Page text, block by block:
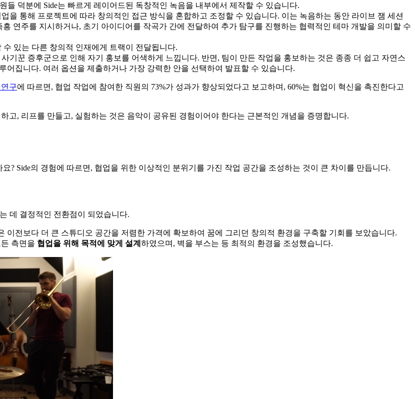
들 덕분에 Side는 빠르게 레이어드된 독창적인 녹음을 내부에서 제작할 수 있습니다.
을 통해 프로젝트에 따라 창의적인 접근 방식을 혼합하고 조정할 수 있습니다. 이는 녹음하는 동안 라이브 잼 세션
연주를 지시하거나, 초기 아이디어를 작곡가 간에 전달하여 추가 탐구를 진행하는 협력적인 테마 개발을 의미할 수
있는 다른 창의적 인재에게 트랙이 전달됩니다.
기꾼 증후군으로 인해 자기 홍보를 어색하게 느낍니다. 반면, 팀이 만든 작업을 홍보하는 것은 종종 더 쉽고 자연스
어집니다. 여러 옵션을 제출하거나 가장 강력한 안을 선택하여 발표할 수 있습니다.
구에 따르면, 협업 작업에 참여한 직원의 73%가 성과가 향상되었다고 보고하며, 60%는 협업이 혁신을 촉진한다고
고, 리프를 만들고, 실험하는 것은 음악이 공유된 경험이어야 한다는 근본적인 개념을 증명합니다.
? Side의 경험에 따르면, 협업을 위한 이상적인 분위기를 가진 작업 공간을 조성하는 것이 큰 차이를 만듭니다.
데 결정적인 전환점이 되었습니다.
이전보다 더 큰 스튜디오 공간을 저렴한 가격에 확보하여 꿈에 그리던 창의적 환경을 구축할 기회를 보았습니다.
측면을 협업을 위해 목적에 맞게 설계 하였으며, 벽을 부스는 등 최적의 환경을 조성했습니다.